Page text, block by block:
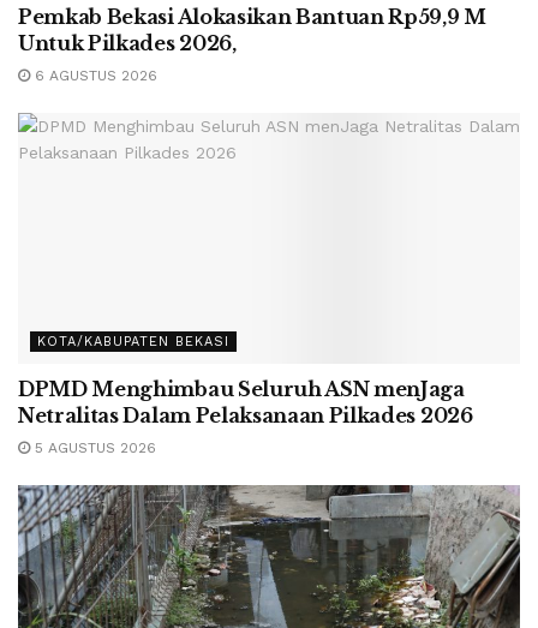
Pemkab Bekasi Alokasikan Bantuan Rp59,9 M
Untuk Pilkades 2026,
6 AGUSTUS 2026
KOTA/KABUPATEN BEKASI
DPMD Menghimbau Seluruh ASN menJaga
Netralitas Dalam Pelaksanaan Pilkades 2026
5 AGUSTUS 2026